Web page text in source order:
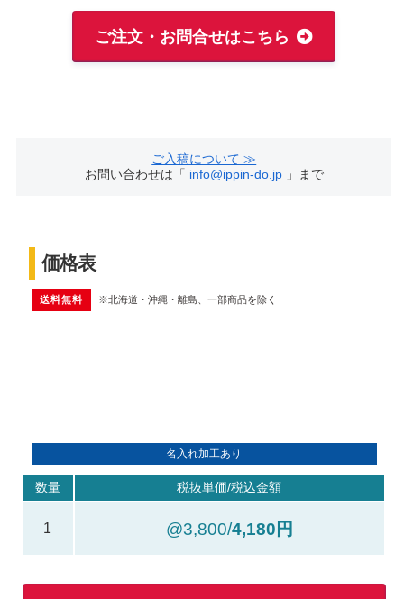
ご注文・お問合せはこちら
ご入稿について ≫
お問い合わせは「
info@ippin-do.jp」まで
価格表
送料無料 ※北海道・沖縄・離島、一部商品を除く
名入れ加工あり
数量 税抜単価/税込金額
1 @3,800/4,180円